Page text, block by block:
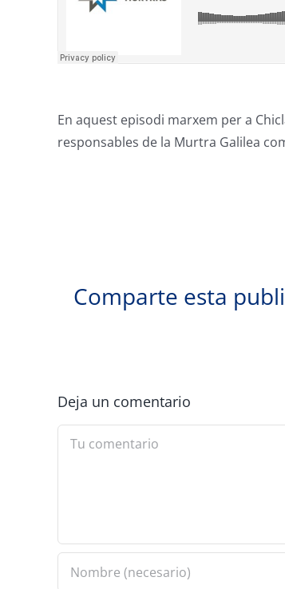
En aquest episodi marxem per a
responsables de la Murtra Galilea
Comparte esta
Deja un comentario
Comment